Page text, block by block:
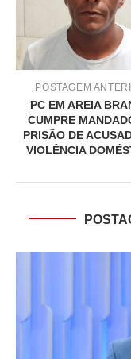
POSTAGEM
PC EM AREIA
CUMPRE
PRISÃO DE
VIOLÊNCIA